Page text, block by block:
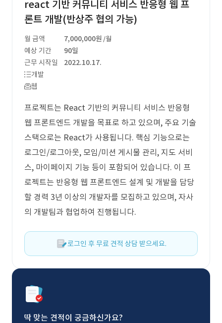
react 기반 커뮤니티 서비스 반응형 웹 프
론트 개발(반상주 협의 가능)
월 금액 7,000,000원 /월
예상 기간
90일
근무 시작일
2022.10.17.
개발
웹
프로젝트는 React 기반의 커뮤니티 서비스 반응형
웹 프론트엔드 개발을 목표로 하고 있으며, 주요 기술
스택으로는 React가 사용됩니다. 핵심 기능으로는
로그인/로그아웃, 모임/미션 게시물 관리, 지도 서비
스, 마이페이지 기능 등이 포함되어 있습니다. 이 프
로젝트는 반응형 웹 프론트엔드 설계 및 개발을 담당
할 경력 3년 이상의 개발자를 모집하고 있으며, 자사
의 개발팀과 협업하여 진행됩니다.
로그인 후 무료 견적 상담 받으세요.
딱 맞는 견적이 궁금하신가요?